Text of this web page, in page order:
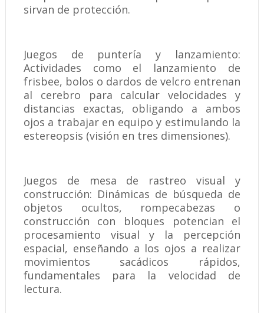
sirvan de protección.
Juegos de puntería y lanzamiento:
Actividades como el lanzamiento de
frisbee, bolos o dardos de velcro entrenan
al cerebro para calcular velocidades y
distancias exactas, obligando a ambos
ojos a trabajar en equipo y estimulando la
estereopsis (visión en tres dimensiones).
Juegos de mesa de rastreo visual y
construcción: Dinámicas de búsqueda de
objetos ocultos, rompecabezas o
construcción con bloques potencian el
procesamiento visual y la percepción
espacial, enseñando a los ojos a realizar
movimientos sacádicos rápidos,
fundamentales para la velocidad de
lectura.